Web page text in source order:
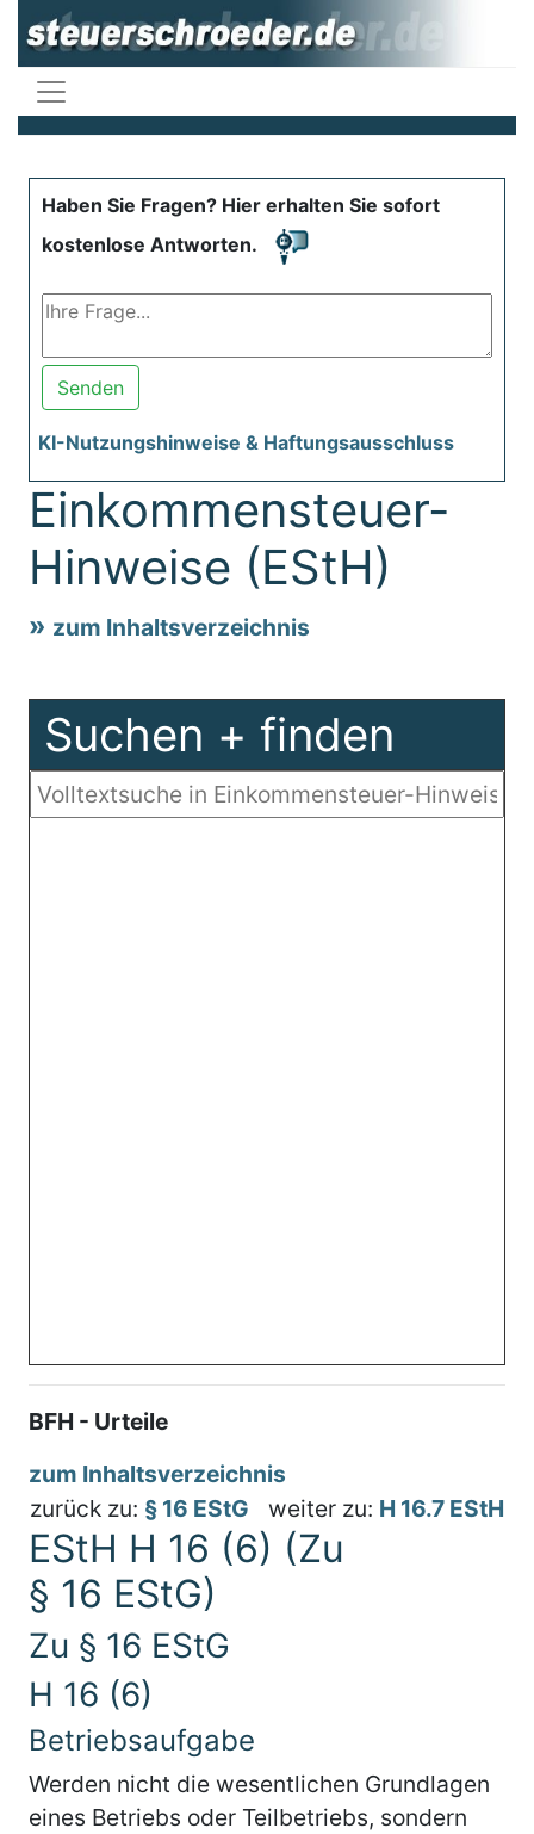
Haben Sie Fragen? Hier erhalten Sie sofort
kostenlose Antworten.
Senden
KI-Nutzungshinweise & Haftungsausschluss
Einkommensteuer-
Hinweise (EStH)
zum Inhaltsverzeichnis
Suchen + finden
BFH - Urteile
zum Inhaltsverzeichnis
zurück zu: § 16 EStG weiter zu: H 16.7 EStH
EStH H 16 (6) (Zu
§ 16 EStG)
Zu § 16 EStG
H 16 (6)
Betriebsaufgabe
Werden nicht die wesentlichen Grundlagen
eines Betriebs oder Teilbetriebs, sondern